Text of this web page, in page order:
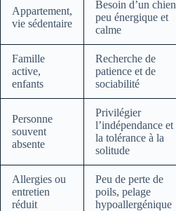
Appartement,
vie sédentaire
Besoin d’un chien
peu énergique et
calme
Famille
active,
enfants
Recherche de
patience et de
sociabilité
Personne
souvent
absente
Privilégier
l’indépendance et
la tolérance à la
solitude
Allergies ou
entretien
réduit
Peu de perte de
poils, pelage
hypoallergénique